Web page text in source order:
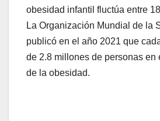
obesidad infantil fluctúa entre
La Organización Mundial de la
publicó en el año 2021 que
de 2.8 millones de personas en
de la obesidad.